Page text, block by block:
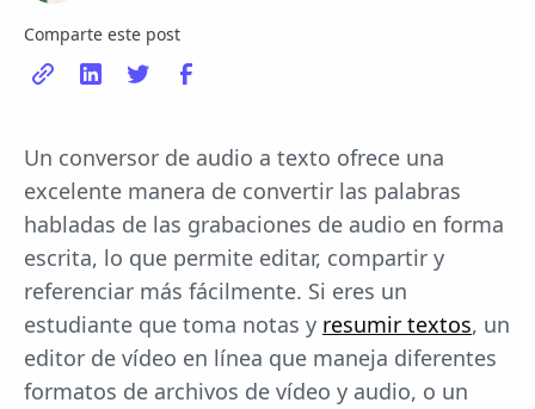
Comparte este post
Un conversor de audio a texto ofrece una
excelente manera de convertir las palabras
habladas de las grabaciones de audio en forma
escrita, lo que permite editar, compartir y
referenciar más fácilmente. Si eres un
estudiante que toma notas y resumir textos, un
editor de vídeo en línea que maneja diferentes
formatos de archivos de vídeo y audio, o un